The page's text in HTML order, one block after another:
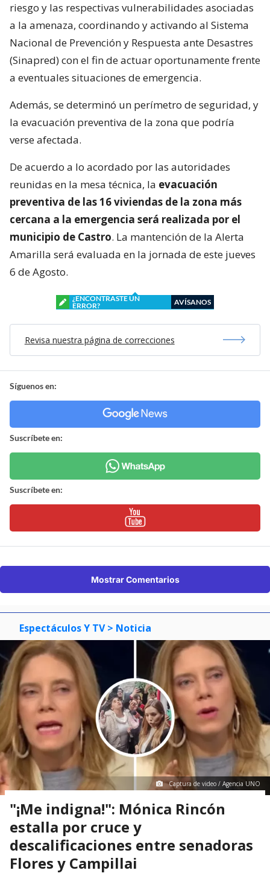
riesgo y las respectivas vulnerabilidades asociadas
a la amenaza, coordinando y activando al Sistema
Nacional de Prevención y Respuesta ante Desastres
(Sinapred) con el fin de actuar oportunamente frente
a eventuales situaciones de emergencia.
Además, se determinó un perímetro de seguridad, y
la evacuación preventiva de la zona que podría
verse afectada.
De acuerdo a lo acordado por las autoridades
reunidas en la mesa técnica, la evacuación
preventiva de las 16 viviendas de la zona más
cercana a la emergencia será realizada por el
municipio de Castro. La mantención de la Alerta
Amarilla será evaluada en la jornada de este jueves
6 de Agosto.
¿ENCONTRASTE UN
ERROR?
AVÍSANOS
Revisa nuestra página de correcciones
Síguenos en:
Suscríbete en:
Suscríbete en:
Mostrar Comentarios
Espectáculos Y TV > Noticia
Captura de video / Agencia UNO
"¡Me indigna!": Mónica Rincón
estalla por cruce y
descalificaciones entre senadoras
Flores y Campillai